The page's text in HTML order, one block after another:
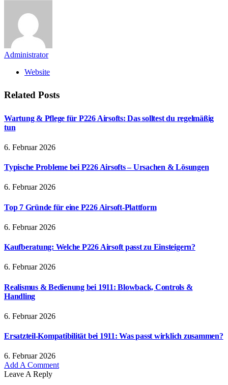
Administrator
Website
Related Posts
Wartung & Pflege für P226 Airsofts: Das solltest du regelmäßig
tun
6. Februar 2026
Typische Probleme bei P226 Airsofts – Ursachen & Lösungen
6. Februar 2026
Top 7 Gründe für eine P226 Airsoft-Plattform
6. Februar 2026
Kaufberatung: Welche P226 Airsoft passt zu Einsteigern?
6. Februar 2026
Realismus & Bedienung bei 1911: Blowback, Controls &
Handling
6. Februar 2026
Ersatzteil-Kompatibilität bei 1911: Was passt wirklich zusammen?
6. Februar 2026
Add A Comment
Leave A Reply